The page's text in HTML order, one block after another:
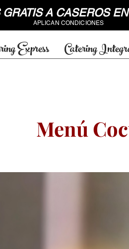
A CASEROS
APLICAN CONDICIONES
Express Catering
Menú